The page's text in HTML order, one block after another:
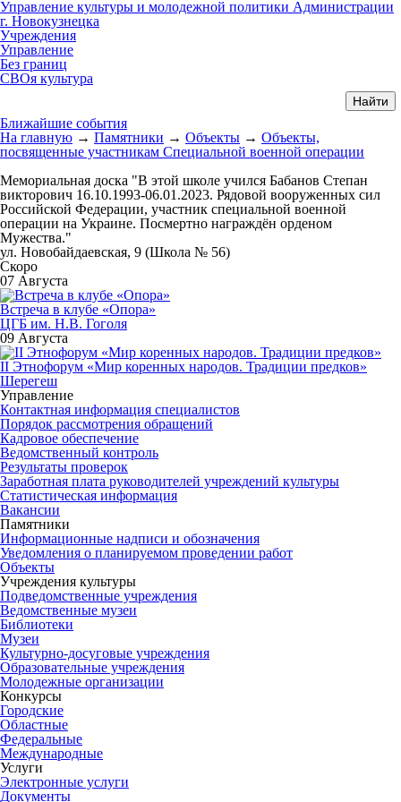
Управление культуры и молодежной политики Администрации
г. Новокузнецка
Учреждения
Управление
Без границ
СВОя культура
Ближайшие события
На главную → Памятники → Объекты → Объекты,
посвященные участникам Специальной военной операции
Мемориальная доска "В этой школе учился Бабанов Степан
викторович 16.10.1993-06.01.2023. Рядовой вооруженных сил
Российской Федерации, участник специальной военной
операции на Украине. Посмертно награждён орденом
Мужества."
ул. Новобайдаевская, 9 (Школа № 56)
Скоро
07 Августа
Встреча в клубе «Опора»
ЦГБ им. Н.В. Гоголя
09 Августа
II Этнофорум «Мир коренных народов. Традиции предков»
Шерегеш
Управление
Контактная информация специалистов
Порядок рассмотрения обращений
Кадровое обеспечение
Ведомственный контроль
Результаты проверок
Заработная плата руководителей учреждений культуры
Статистическая информация
Вакансии
Памятники
Информационные надписи и обозначения
Уведомления о планируемом проведении работ
Объекты
Учреждения культуры
Подведомственные учреждения
Ведомственные музеи
Библиотеки
Музеи
Культурно-досуговые учреждения
Образовательные учреждения
Молодежные организации
Конкурсы
Городские
Областные
Федеральные
Международные
Услуги
Электронные услуги
Документы